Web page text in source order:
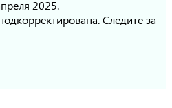
2025.
Следите за